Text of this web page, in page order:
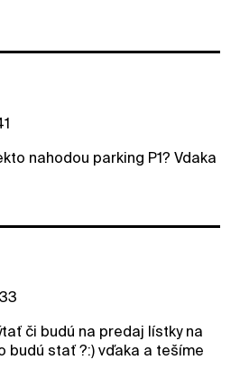
nahodou parking P1? Vdaka
či budú na predaj lístky na
budú stať ?:) vďaka a tešíme